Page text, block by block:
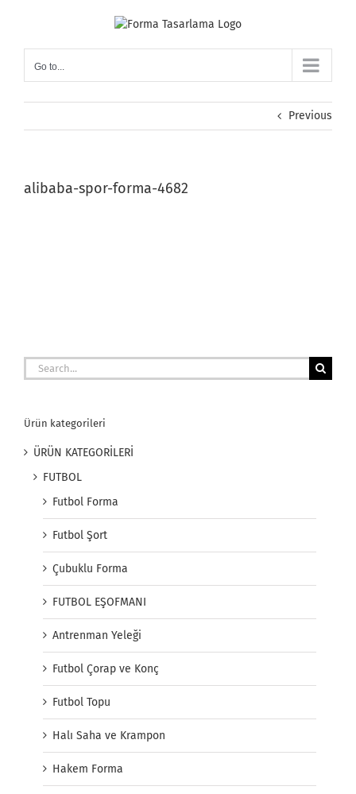
Go to...
Previous
alibaba-spor-forma-4682
Search
for:
Ürün kategorileri
ÜRÜN KATEGORİLERİ
FUTBOL
Futbol Forma
Futbol Şort
Çubuklu Forma
FUTBOL EŞOFMANI
Antrenman Yeleği
Futbol Çorap ve Konç
Futbol Topu
Halı Saha ve Krampon
Hakem Forma